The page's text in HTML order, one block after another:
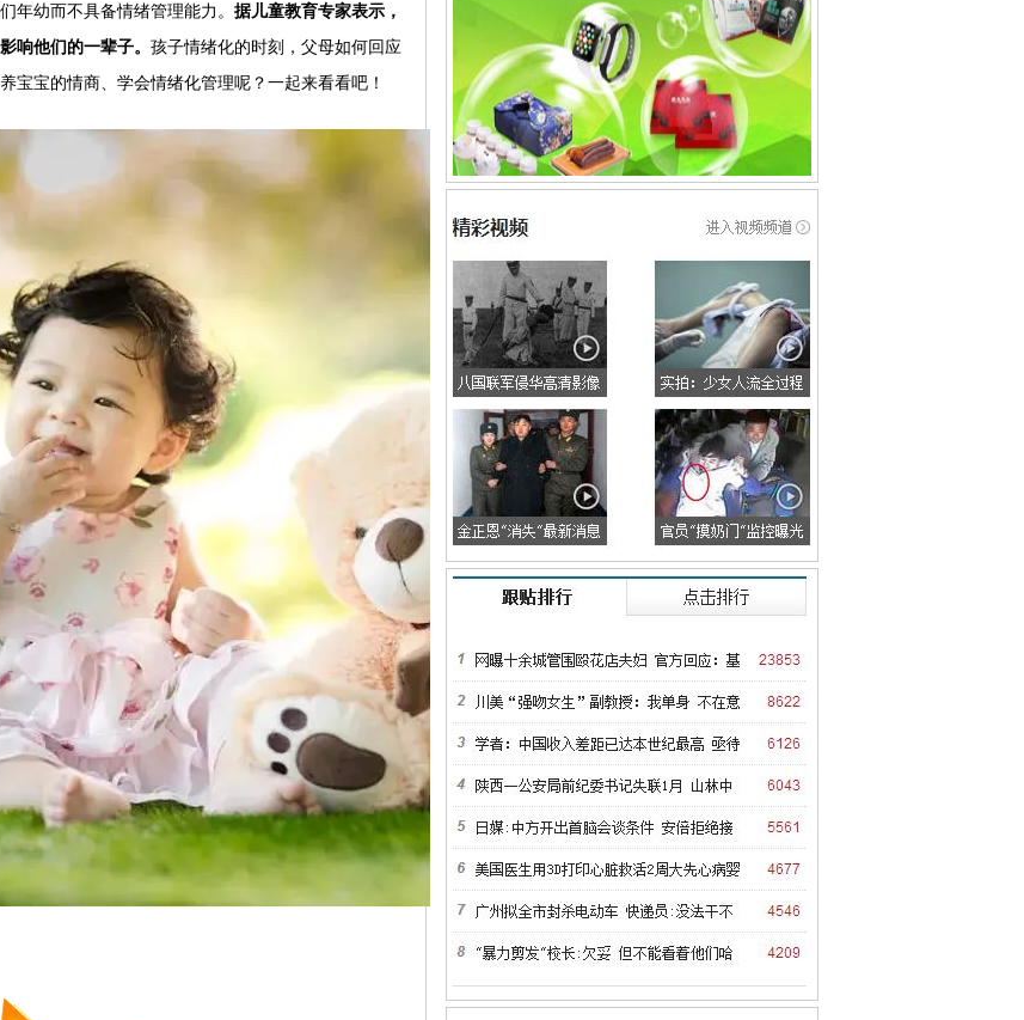
年幼而不具备情绪管理能力。 据儿童教育专家表示，
响他们的一辈子。 孩子情绪化的时刻，父母如何回应
宝宝的情商、学会情绪化管理呢？一起来看看吧！